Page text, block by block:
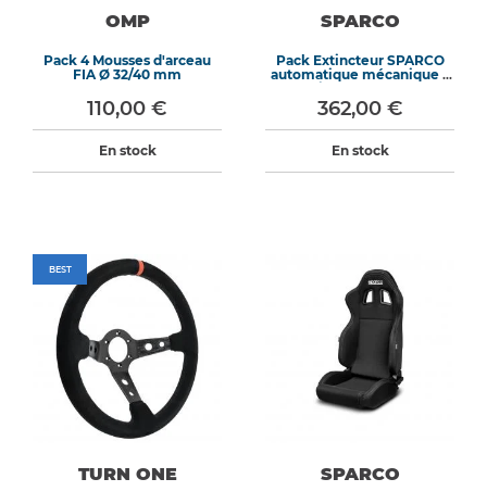
OMP
Pack 4 Mousses d'arceau
FIA Ø 32/40 mm
110,00 €
En stock
SPARCO
Pack Extincteur SPARCO
automatique mécanique +
REDSPEC
362,00 €
En stock
BEST
TURN ONE SPARCO